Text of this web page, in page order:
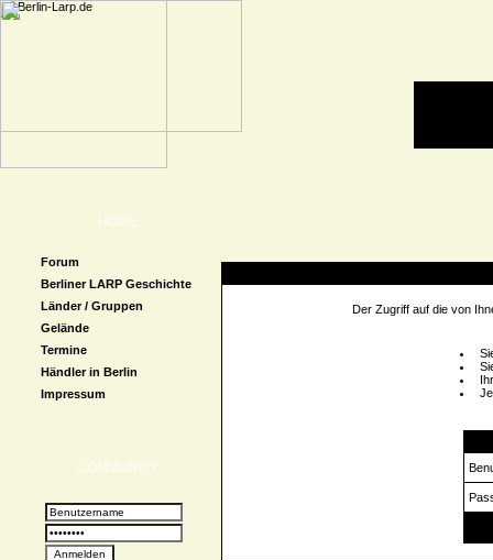
HOME
Forum
Berliner LARP Geschichte
Länder / Gruppen
Gelände
Termine
Händler in Berlin
Impressum
COMMUNITY
Der Zugriff auf die von